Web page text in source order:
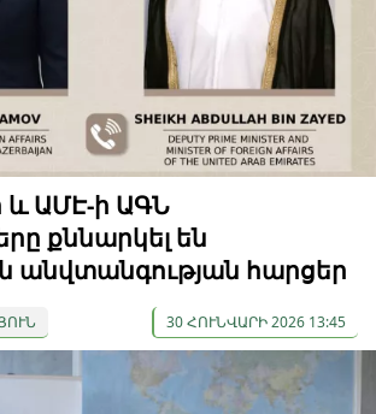
և ԱՄԷ-ի ԱԳՆ
քննարկել են
անվտանգության հարցեր
30 ՀՈՒՆՎԱՐԻ 2026 13:45